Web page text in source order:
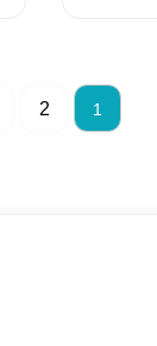
1
2